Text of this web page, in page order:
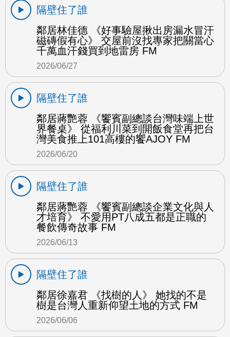
隔壁住了誰
鄰居林佳德 《好事驗屋揪出房漏水冒汗
磁磚假有心》 交屋前沒找專家把關當心
千萬血汗錢買到地雷房 FM
2026/06/27
隔壁住了誰
鄰居蔣艷蓉 《饗賓副總談台灣味端上世
界餐桌》 從福利川菜到開飯食堂再把台
灣美食推上101高樓的饗AJOY FM
2026/06/20
隔壁住了誰
鄰居蔣艷蓉 《饗賓副總談企業文化與人
才培育》 不愛用PT八成五都是正職的
餐飲傳奇故事 FM
2026/06/13
隔壁住了誰
鄰居徐嘉君 《找樹的人》 她找的不是
樹是台灣人重新仰望土地的方式 FM
2026/06/06